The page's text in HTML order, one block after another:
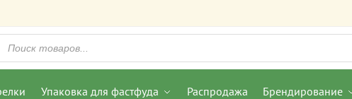
Упаковка для фастфуда Распродажа Брендирование